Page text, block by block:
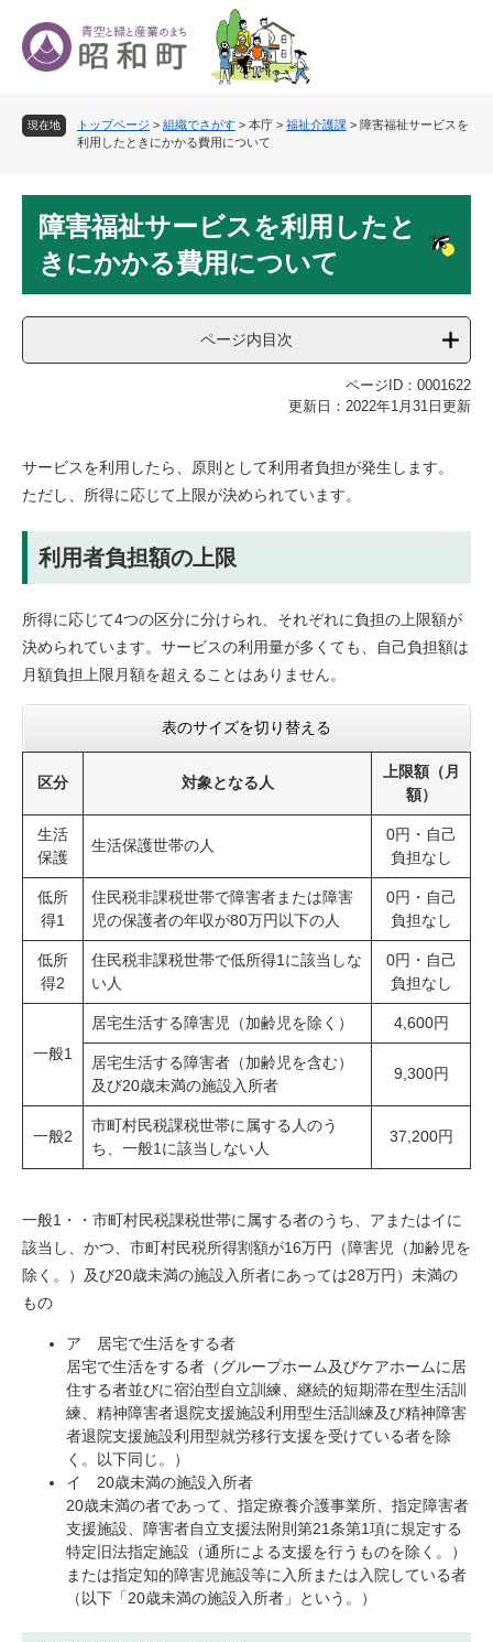
現在地 トップページ > 組織でさがす > 本庁 > 福祉介護課 > 障害福祉サービスを
利用したときにかかる費用について
障害福祉サービスを利用したと
きにかかる費用について
ページ内目次
ページID：0001622
更新日：2022年1月31日更新
サービスを利用したら、原則として利用者負担が発生します。
ただし、所得に応じて上限が決められています。
利用者負担額の上限
所得に応じて4つの区分に分けられ、それぞれに負担の上限額が
決められています。サービスの利用量が多くても、自己負担額は
月額負担上限月額を超えることはありません。
表のサイズを切り替える
区分 対象となる人
上限額（月
額）
生活
保護
生活保護世帯の人
0円・自己
負担なし
低所
得1
住民税非課税世帯で障害者または障害
児の保護者の年収が80万円以下の人
0円・自己
負担なし
低所
得2
住民税非課税世帯で低所得1に該当しな
い人
0円・自己
負担なし
一般1
居宅生活する障害児（加齢児を除く） 4,600円
居宅生活する障害者（加齢児を含む）
及び20歳未満の施設入所者
9,300円
一般2
市町村民税課税世帯に属する人のう
ち、一般1に該当しない人
37,200円
一般1・・市町村民税課税世帯に属する者のうち、アまたはイに
該当し、かつ、市町村民税所得割額が16万円（障害児（加齢児を
除く。）及び20歳未満の施設入所者にあっては28万円）未満の
もの
ア 居宅で生活をする者
居宅で生活をする者（グループホーム及びケアホームに居
住する者並びに宿泊型自立訓練、継続的短期滞在型生活訓
練、精神障害者退院支援施設利用型生活訓練及び精神障害
者退院支援施設利用型就労移行支援を受けている者を除
く。以下同じ。）
イ 20歳未満の施設入所者
20歳未満の者であって、指定療養介護事業所、指定障害者
支援施設、障害者自立支援法附則第21条第1項に規定する
特定旧法指定施設（通所による支援を行うものを除く。）
または指定知的障害児施設等に入所または入院している者
（以下「20歳未満の施設入所者」という。）